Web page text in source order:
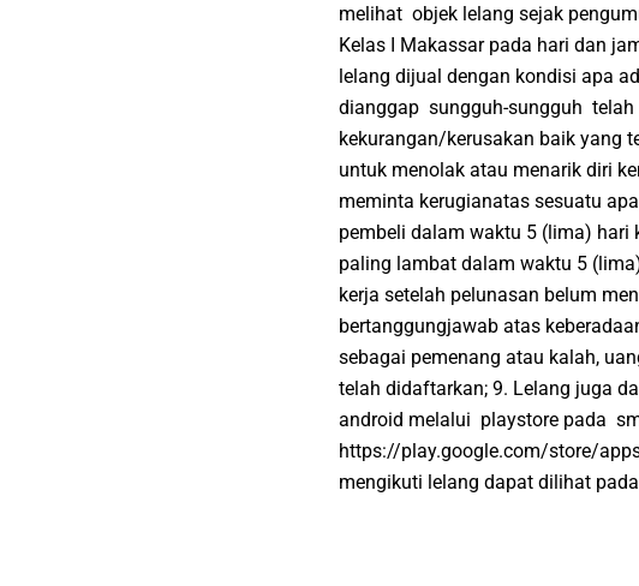
melihat objek lelang sejak
Kelas I Makassar pada hari dan
lelang dijual dengan kondisi apa
dianggap sungguh-sungguh
kekurangan/kerusakan baik yang
untuk menolak atau menarik diri
meminta kerugianatas sesuatu
pembeli dalam waktu 5 (lima) hari
paling lambat dalam waktu 5
kerja setelah pelunasan belum
bertanggungjawab atas
sebagai pemenang atau kalah,
telah didaftarkan; 9. Lelang juga
android melalui playstore pada
https://play.google.com/store/
mengikuti lelang dapat dilihat